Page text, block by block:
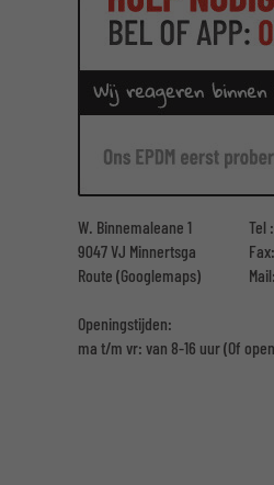
W. Binnemaleane 1
9047 VJ Minnertsga
Route (Googlemaps)
Tel :
Mail:
Openingstijden:
ma t/m vr: van 8-16 uur(Of